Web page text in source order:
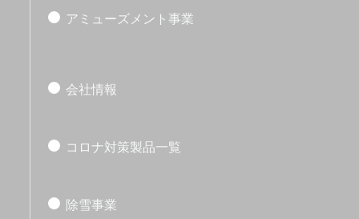
アミューズメント事業
会社情報
コロナ対策製品一覧
除雪事業